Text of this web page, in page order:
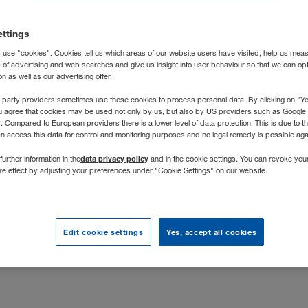
mit mehr als 5.000 Mitarbeitenden einer der erfolgreichsten
ein zentraler Wachstumstreiber – technologisch stark,
Zukunft.
und Projekte transparent darstellen und optimal steuern
Controlling der WALTER GROUP – als Bindeglied
Business Units. In dieser Rolle bringst du
zusammen und unterstützt strategische
use "cookies". Cookies tell us which areas of our website users have visited, help us
of advertising and web searches and give us insight into user behaviour so that we can
as well as our advertising offer.
providers sometimes use these cookies to process personal data. By clicking on
agree that cookies may be used not only by us, but also by US providers such as Google
Compared to European providers there is a lower level of data protection. This is due to
access this data for control and monitoring purposes and no legal remedy is possible
information in thedata privacy policy and in the cookie settings. You can revoke
effect by adjusting your preferences under "Cookie Settings" on our website.
Edit cookie settings Yes, accept all cookies